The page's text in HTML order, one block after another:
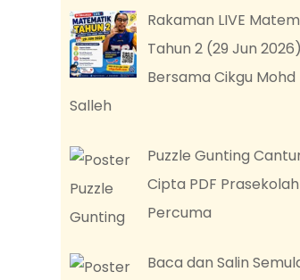
Rakaman LIVE
Tahun 2 (29 Jun 2026)
Bersama Cikgu Mohd
Salleh
Puzzle Gunting
Cipta PDF Prasekolah
Percuma
Baca dan Salin